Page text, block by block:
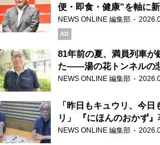
便・即食・健康”を軸に
展開 「マ・マー」「青
ブランドを強化
NEWS ONLINE 編集部
AD
81年前の夏、満員列車が
た――湯の花トンネルの
り継ぐ男性
NEWS ONLINE 編集部
「昨日もキュウリ、今日
リ」 『にほんのおかず』
見つけた家庭料理の知恵
NEWS ONLINE 編集部